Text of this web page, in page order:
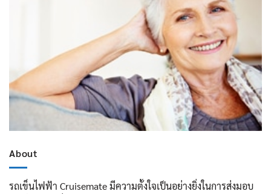
About
รถเข็นไฟฟ้า Cruisemate มีความตั้งใจเป็นอย่างยิ่งในการส่งมอบ